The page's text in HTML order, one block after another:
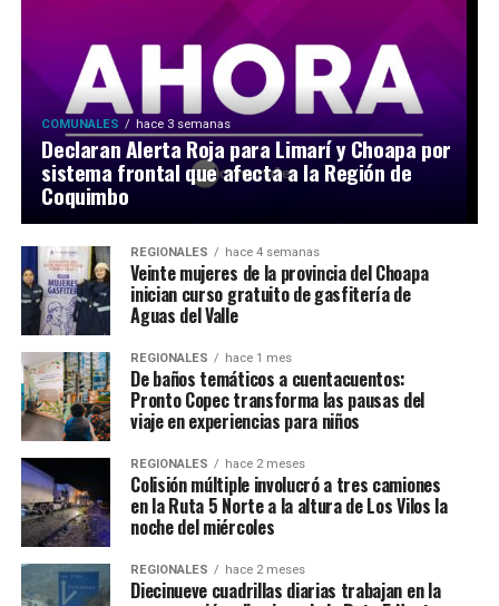
COMUNALES hace 3 semanas
Declaran Alerta Roja para Limarí y Choapa por
sistema frontal que afecta a la Región de
Coquimbo
REGIONALES hace 4 semanas
Veinte mujeres de la provincia del Choapa
inician curso gratuito de gasfitería de
Aguas del Valle
REGIONALES hace 1 mes
De baños temáticos a cuentacuentos:
Pronto Copec transforma las pausas del
viaje en experiencias para niños
REGIONALES hace 2 meses
Colisión múltiple involucró a tres camiones
en la Ruta 5 Norte a la altura de Los Vilos la
noche del miércoles
REGIONALES hace 2 meses
Diecinueve cuadrillas diarias trabajan en la